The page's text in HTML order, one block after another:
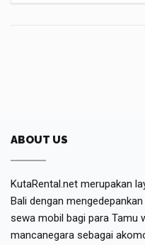
ABOUT US
KutaRental.net merupakan
Bali dengan
sewa mobil bagi para Tamu
mancanegara sebagai